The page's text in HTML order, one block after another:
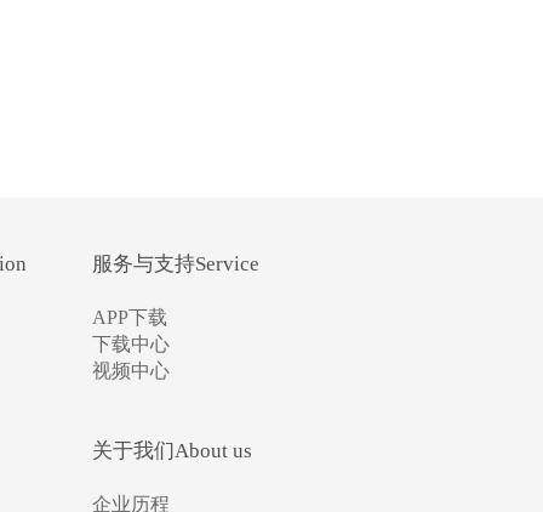
服务与支持Service
APP下载
下载中心
视频中心
关于我们About us
企业历程